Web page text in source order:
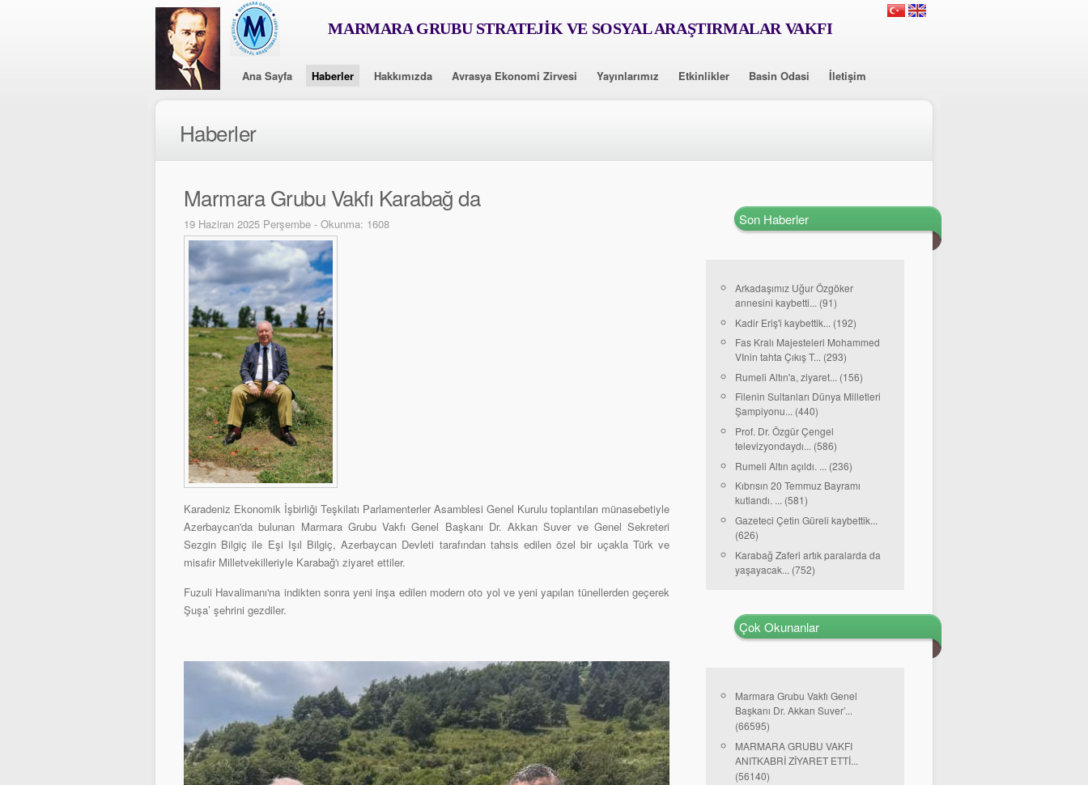
MARMARA GRUBU STRATEJİK VE SOSYAL ARAŞTIRMALAR VAKFI
Ana Sayfa Haberler Hakkımızda Avrasya Ekonomi Zirvesi Yayınlarımız Etkinlikler Basin Odasi İletişim
Haberler
Marmara Grubu Vakfı Karabağ da
19 Haziran 2025 Perşembe - Okunma: 1608
Karadeniz Ekonomik İşbirliği Teşkilatı Parlamenterler Asamblesi Genel Kurulu toplantıları münasebetiyle
Azerbaycan'da bulunan Marmara Grubu Vakfı Genel Başkanı Dr. Akkan Suver ve Genel Sekreteri
Sezgin Bilgiç ile Eşi Işıl Bilgiç, Azerbaycan Devleti tarafından tahsis edilen özel bir uçakla Türk ve
misafir Milletvekilleriyle Karabağ'ı ziyaret ettiler.
Fuzuli Havalimanı'na indikten sonra yeni inşa edilen modern oto yol ve yeni yapılan tünellerden geçerek
Şuşa’ şehrini gezdiler.
Son Haberler
Arkadaşımız Uğur Özgöker
annesini kaybetti... (91)
Kadir Eriş'i kaybettik... (192)
Fas Kralı Majesteleri Mohammed
VInin tahta Çıkış T... (293)
Rumeli Altın'a, ziyaret... (156)
Filenin Sultanları Dünya Milletleri
Şampiyonu... (440)
Prof. Dr. Özgür Çengel
televizyondaydı... (586)
Rumeli Altın açıldı. ... (236)
Kıbrısın 20 Temmuz Bayramı
kutlandı. ... (581)
Gazeteci Çetin Güreli kaybettik...
(626)
Karabağ Zaferi artık paralarda da
yaşayacak... (752)
Çok Okunanlar
Marmara Grubu Vakfı Genel
Başkanı Dr. Akkan Suver’...
(66595)
MARMARA GRUBU VAKFI
ANITKABRİ ZİYARET ETTİ...
(56140)